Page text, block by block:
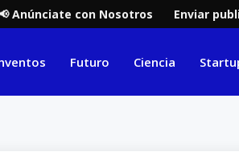
Anúnciate con Nosotros Enviar
Futuro Ciencia